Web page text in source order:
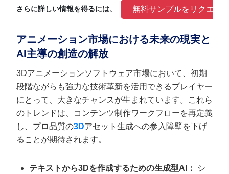
さらに詳しい情報を得るには、 無料サンプルをリクエス
アニメーション市場における未来の現実と
AI主導の創造の解放
3Dアニメーションソフトウェア市場において、初期
段階ながらも強力な技術革新を活用できるプレイヤー
にとって、大きなチャンスが生まれています。これら
のトレンドは、コンテンツ制作ワークフローを再定義
し、プロ品質の3Dアセット生成への参入障壁を下げ
ることが期待されます。
テキストから3Dを作成するための生成型AI： シ